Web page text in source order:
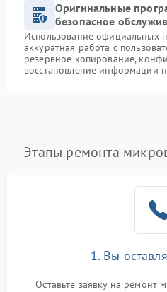
Оригинальные
безопасное
Использование официальных
аккуратная работа с
резервное копирование,
восстановление информации
Этапы ремонта
1. Вы
Оставьте заявку на ремонт